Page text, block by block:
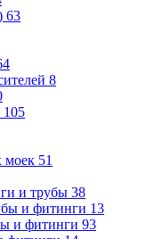
63
8
105
моек 51
и трубы 38
и фитинги 13
и фитинги 93